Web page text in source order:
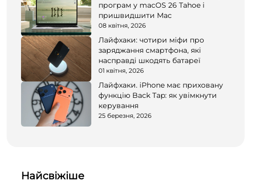
програм у macOS 26 Tahoe і
пришвидшити Mac
08 квітня, 2026
Лайфхаки: чотири міфи про
заряджання смартфона, які
насправді шкодять батареї
01 квітня, 2026
Лайфхаки. iPhone має приховану
функцію Back Tap: як увімкнути
керування
25 березня, 2026
Найсвіжіше